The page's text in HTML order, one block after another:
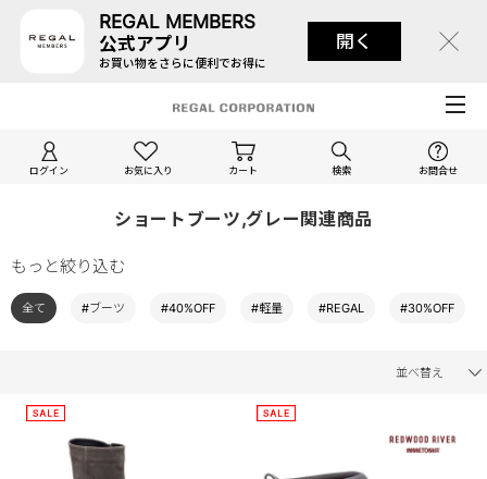
REGAL MEMBERS
公式アプリ
お買い物をさらに便利でお得に
開く
ログイン お気に入り カート 検索 お問合せ
ショートブーツ,グレー関連商品
もっと絞り込む
全て #ブーツ #40%OFF #軽量 #REGAL #30%OFF
並べ替え